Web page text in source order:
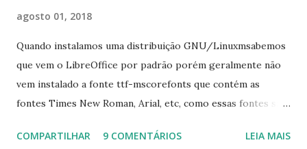
agosto 01, 2018
Quando instalamos uma distribuição GNU/Linuxmsabemos
que vem o LibreOffice por padrão porém geralmente não
vem instalado a fonte ttf-mscorefonts que contém as
fontes Times New Roman, Arial, etc, como essas fontes são
a Associação Brasileira de Normas Técnicas (ABNT), exige
COMPARTILHAR 9 COMENTÁRIOS LEIA MAIS